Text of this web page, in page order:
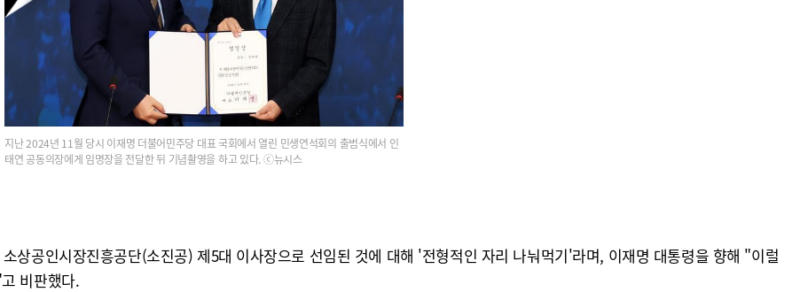
지난 2024년 11월 당시 이재명 더불어민주당 대표 국회에서 열린 민생연석회의 출범식에서 인
태연 공동의장에게 임명장을 전달한 뒤 기념촬영을 하고 있다. ⓒ뉴시스
상공인시장진흥공단(소진공) 제5대 이사장으로 선임된 것에 대해 '전형적인 자리 나눠먹기'라며, 이재명 대통령을 향해 "이럴
비판했다.